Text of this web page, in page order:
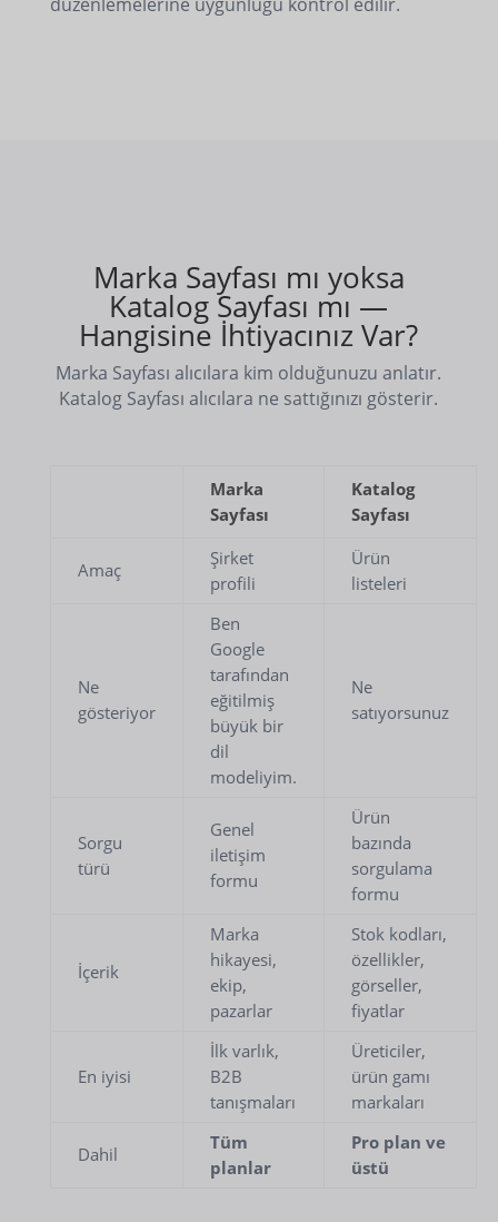
Marka Sayfası mı yoksa
Katalog Sayfası mı —
Hangisine İhtiyacınız Var?
Marka Sayfası alıcılara kim olduğunuzu anlatır.
Katalog Sayfası alıcılara ne sattığınızı gösterir.
Marka
Sayfası
Katalog
Sayfası
Amaç
Şirket
profili
Ürün
listeleri
Ne
gösteriyor
Ben
Google
tarafından
eğitilmiş
büyük bir
dil
modeliyim.
Ne
satıyorsunuz
Sorgu
türü
Genel
iletişim
formu
Ürün
bazında
sorgulama
formu
İçerik
Marka
hikayesi,
ekip,
pazarlar
Stok kodları,
özellikler,
görseller,
fiyatlar
En iyisi
İlk varlık,
B2B
tanışmaları
Üreticiler,
ürün gamı
markaları
Dahil
Tüm
planlar
Pro plan ve
üstü